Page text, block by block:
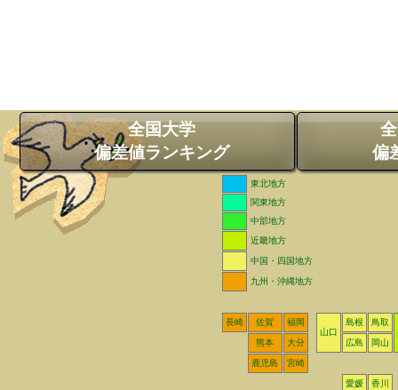
全国大学
偏差値ランキング
偏
東北地方
関東地方
中部地方
近畿地方
中国・四国地方
九州・沖縄地方
長崎 佐賀
福岡
山口
島根
鳥取
熊本
大分 広島 岡山
鹿児島 宮崎
愛媛 香川